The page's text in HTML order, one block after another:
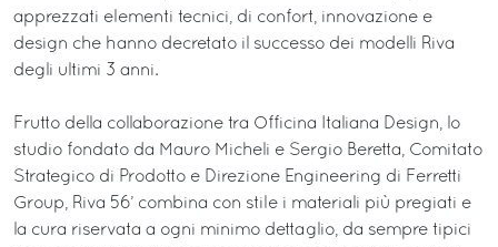
apprezzati elementi tecnici, di confort, innovazione e
design che hanno decretato il successo dei modelli Riva
degli ultimi 3 anni.
Frutto della collaborazione tra Officina Italiana Design, lo
studio fondato da Mauro Micheli e Sergio Beretta, Comitato
Strategico di Prodotto e Direzione Engineering di Ferretti
Group, Riva 56’ combina con stile i materiali più pregiati e
la cura riservata a ogni minimo dettaglio, da sempre tipici